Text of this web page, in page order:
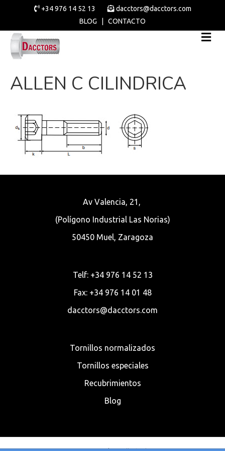
+34 976 14 52 13
dacctors@dacctors.com
BLOG
CONTACTO
ALLEN C CILINDRICA
Av Valencia, 21,
(Polígono Industrial Las Norias)
50450 Muel, Zaragoza
Telf: +34 976 14 52 13
Fax: +34 976 14 01 48
dacctors@dacctors.com
Tornillos normalizados
Tornillos especiales
Recubrimientos
Blog